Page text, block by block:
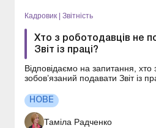
Кадровик Звітність
Хто з роботодавців не
Звіт із праці?
Відповідаємо на запитання, хто
зобов’язаний подавати Звіт із
ПВ? Чи повинен ФОП із найманими працівниками
подавати Звіт із праці? Як визначають підприємства, які
потрапляють до статистичного
Таміла Радченко
НОВЕ